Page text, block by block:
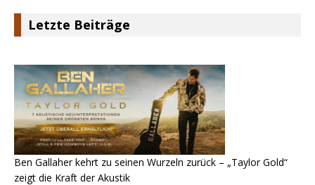
Letzte Beiträge
Ben Gallaher kehrt zu seinen Wurzeln zurück – „Taylor Gold“
zeigt die Kraft der Akustik